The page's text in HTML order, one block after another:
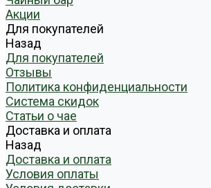
Акции
Для покупателей
Назад
Для покупателей
Отзывы
Политика конфиденциальности
Система скидок
Статьи о чае
Доставка и оплата
Назад
Доставка и оплата
Условия оплаты